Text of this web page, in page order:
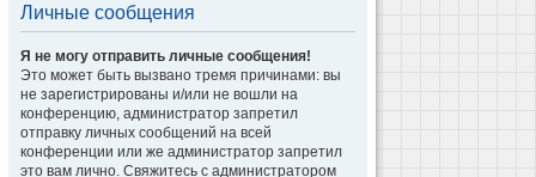
Личные сообщения
Я не могу отправить личные сообщения!
Это может быть вызвано тремя причинами: вы
не зарегистрированы и/или не вошли на
конференцию, администратор запретил
отправку личных сообщений на всей
конференции или же администратор запретил
это вам лично. Свяжитесь с администратором